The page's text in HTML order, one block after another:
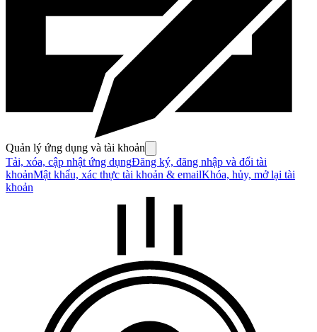
Quản lý ứng dụng và tài khoản
Tải, xóa, cập nhật ứng dụngĐăng ký, đăng nhập và đổi tài
khoảnMật khẩu, xác thực tài khoản & emailKhóa, hủy, mở lại tài
khoản